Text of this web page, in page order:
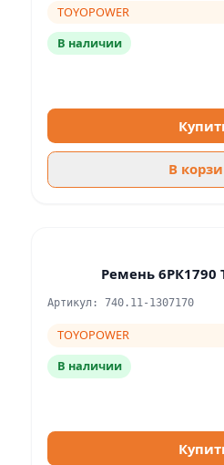
TOYOPOWER
В наличии
В
Ремень 6РК1790
Артикул: 740.11-1307170
TOYOPOWER
В наличии